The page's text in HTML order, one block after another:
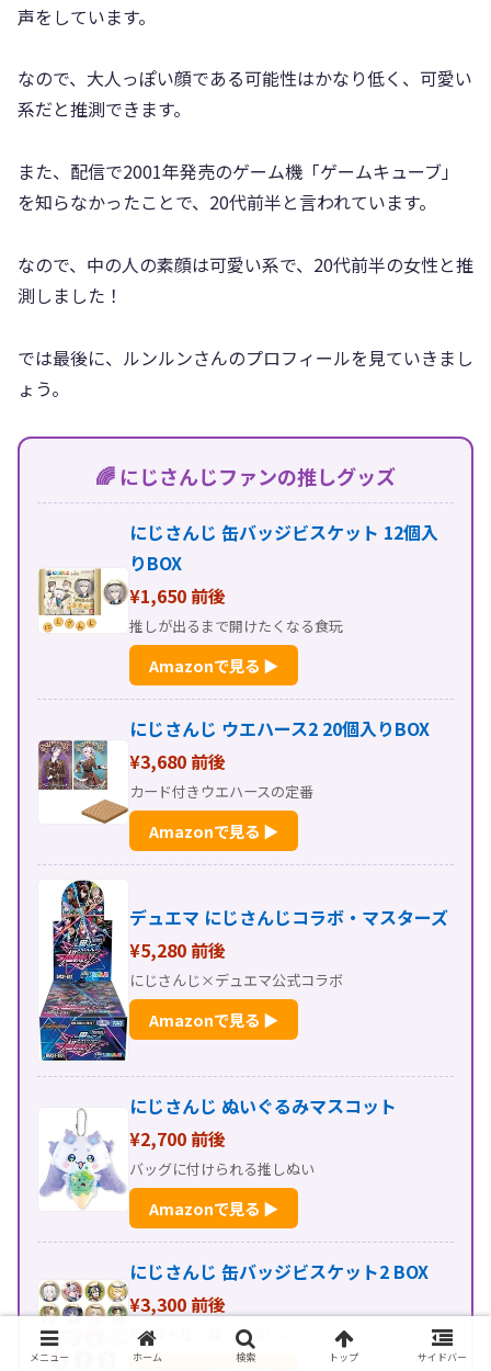
声をしています。
なので、大人っぽい顔である可能性はかなり低く、可愛い
系だと推測できます。
また、配信で2001年発売のゲーム機「ゲームキューブ」
を知らなかったことで、20代前半と言われています。
なので、中の人の素顔は可愛い系で、20代前半の女性と推
測しました！
では最後に、ルンルンさんのプロフィールを見ていきまし
ょう。
🌈 にじさんじファンの推しグッズ
にじさんじ 缶バッジビスケット 12個入
りBOX
¥1,650 前後
推しが出るまで開けたくなる食玩
Amazonで見る ▶
にじさんじ ウエハース2 20個入りBOX
¥3,680 前後
カード付きウエハースの定番
Amazonで見る ▶
デュエマ にじさんじコラボ・マスターズ
¥5,280 前後
にじさんじ×デュエマ公式コラボ
Amazonで見る ▶
にじさんじ ぬいぐるみマスコット
¥2,700 前後
バッグに付けられる推しぬい
Amazonで見る ▶
にじさんじ 缶バッジビスケット2 BOX
¥3,300 前後
第2弾も推し探しが楽しい
メニュー ホーム 検索 トップ サイドバー